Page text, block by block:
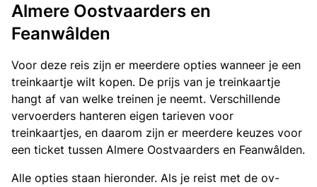
Almere Oostvaarders en
Feanwâlden
Voor deze reis zijn er meerdere opties wanneer je een
treinkaartje wilt kopen. De prijs van je treinkaartje
hangt af van welke treinen je neemt. Verschillende
vervoerders hanteren eigen tarieven voor
treinkaartjes, en daarom zijn er meerdere keuzes voor
een ticket tussen Almere Oostvaarders en Feanwâlden.
Alle opties staan hieronder. Als je reist met de ov-